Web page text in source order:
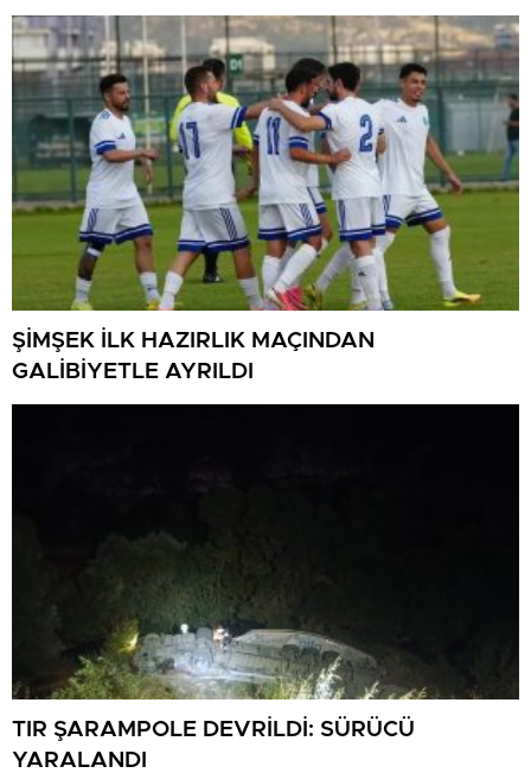
ŞİMŞEK İLK HAZIRLIK MAÇINDAN
GALİBİYETLE AYRILDI
TIR ŞARAMPOLE DEVRİLDİ: SÜRÜCÜ
YARALANDI